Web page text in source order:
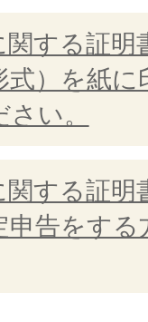
関する証
式）を紙に
い。
関する証
申告をする